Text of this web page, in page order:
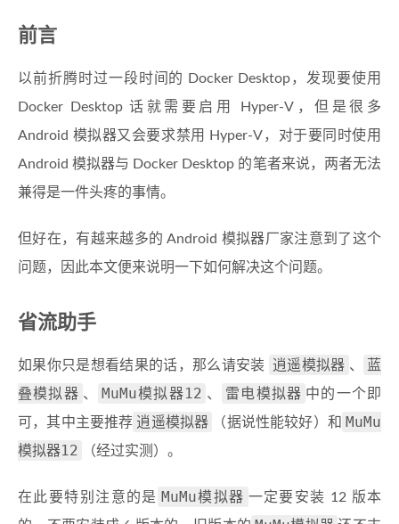
前言
以前折腾时过一段时间的 Docker Desktop，发现要使用
Docker Desktop 话就需要启用 Hyper-V，但是很多
Android 模拟器又会要求禁用 Hyper-V，对于要同时使用
Android 模拟器与 Docker Desktop 的笔者来说，两者无法
兼得是一件头疼的事情。
但好在，有越来越多的 Android 模拟器厂家注意到了这个
问题，因此本文便来说明一下如何解决这个问题。
省流助手
如果你只是想看结果的话，那么请安装 逍遥模拟器 、
蓝
叠模拟器 、 MuMu模拟器12 、 雷电模拟器 中的一个即
可，其中主要推荐 逍遥模拟器 （据说性能较好）和 MuMu
模拟器12
（经过实测）。
在此要特别注意的是 MuMu模拟器 一定要安装 12 版本